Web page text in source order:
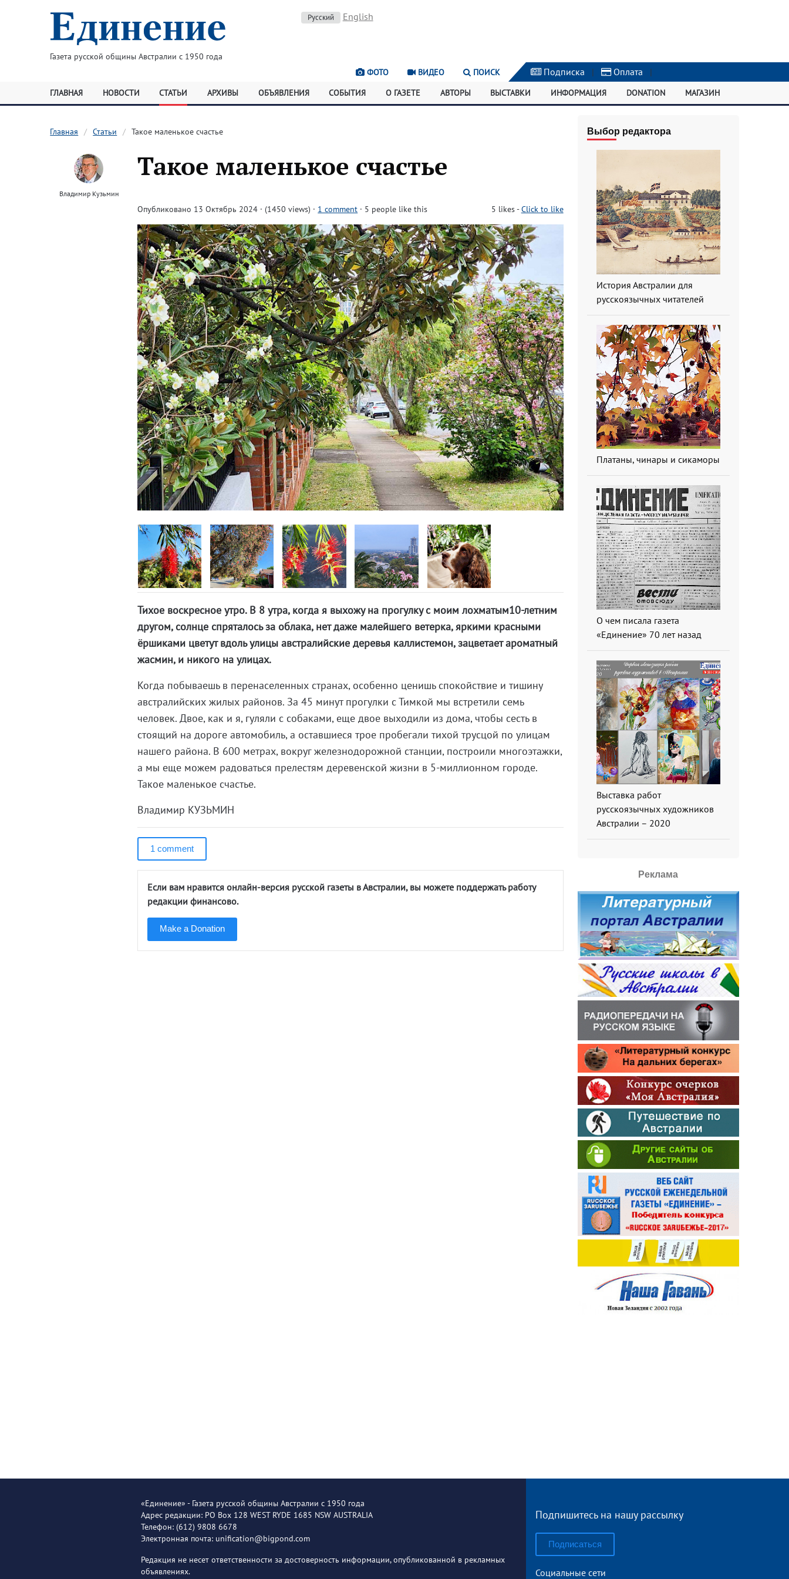
Газета русской общины Австралии с 1950 года
Русский English
ФОТО ВИДЕО ПОИСК Подписка | Оплата |
ГЛАВНАЯ НОВОСТИ СТАТЬИ АРХИВЫ ОБЪЯВЛЕНИЯ СОБЫТИЯ О ГАЗЕТЕ АВТОРЫ ВЫСТАВКИ ИНФОРМАЦИЯ DONATION МАГАЗИН
Главная Статьи Такое маленькое счастье
Владимир Кузьмин
Такое маленькое счастье
Опубликовано 13 Октябрь 2024 · (1450 views) · 1 comment · 5 people like this 5 likes-Click to like
Тихое воскресное утро. В 8 утра, когда я выхожу на прогулку с моим лохматым10-летним
другом, солнце спряталось за облака, нет даже малейшего ветерка, яркими красными
ёршиками цветут вдоль улицы австралийские деревья каллистемон, зацветает ароматный
жасмин, и никого на улицах.
Когда побываешь в перенаселенных странах, особенно ценишь спокойствие и тишину
австралийских жилых районов. За 45 минут прогулки с Тимкой мы встретили семь
человек. Двое, как и я, гуляли с собаками, еще двое выходили из дома, чтобы сесть в
стоящий на дороге автомобиль, а оставшиеся трое пробегали тихой трусцой по улицам
нашего района. В 600 метрах, вокруг железнодорожной станции, построили многоэтажки,
а мы еще можем радоваться прелестям деревенской жизни в 5-миллионном городе.
Такое маленькое счастье.
Владимир КУЗЬМИН
1 comment
Если вам нравится онлайн-версия русской газеты в Австралии, вы можете поддержать работу
редакции финансово.
Make a Donation
Выбор редактора
История Австралии для
русскоязычных читателей
Платаны, чинары и сикаморы
О чем писала газета
«Единение» 70 лет назад
Выставка работ
русскоязычных художников
Австралии – 2020
Реклама
«Единение» - Газета русской общины Австралии с 1950 года
Адрес редакции: PO Box 128 WEST RYDE 1685 NSW AUSTRALIA
Телефон: (612) 9808 6678
Электронная почта: unification@bigpond.com
Редакция не несет ответственности за достоверность информации, опубликованной в рекламных
объявлениях.
Подпишитесь на нашу рассылку
Подписаться
Социальные сети